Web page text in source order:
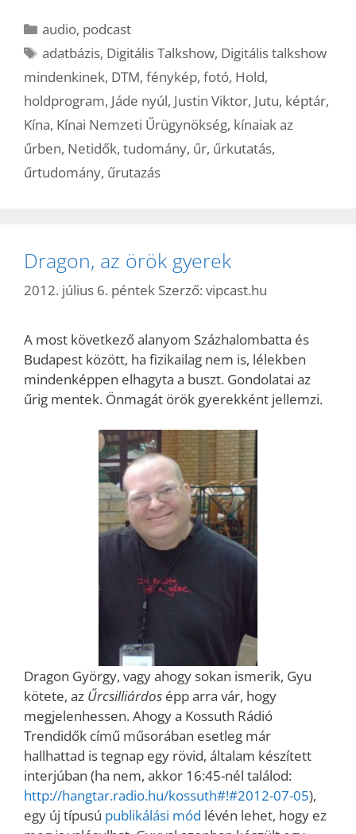
Kategória
audio, podcast
Címkék
adatbázis, Digitális Talkshow, Digitális talkshow
mindenkinek, DTM, fénykép, fotó, Hold,
holdprogram, Jáde nyúl, Justin Viktor, Jutu, képtár,
Kína, Kínai Nemzeti Űrügynökség, kínaiak az
űrben, Netidők, tudomány, űr, űrkutatás,
űrtudomány, űrutazás
Dragon, az örök gyerek
2012. július 6. péntek Szerző: vipcast.hu
A most következő alanyom Százhalombatta és
Budapest között, ha fizikailag nem is, lélekben
mindenképpen elhagyta a buszt. Gondolatai az
űrig mentek. Önmagát örök gyerekként jellemzi.
Dragon György, vagy ahogy sokan ismerik, Gyu
kötete, az Űrcsilliárdos épp arra vár, hogy
megjelenhessen. Ahogy a Kossuth Rádió
Trendidők című műsorában esetleg már
hallhattad is tegnap egy rövid, általam készített
interjúban (ha nem, akkor 16:45-nél találod:
http://hangtar.radio.hu/kossuth#!#2012-07-05),
egy új típusú publikálási mód lévén lehet, hogy ez